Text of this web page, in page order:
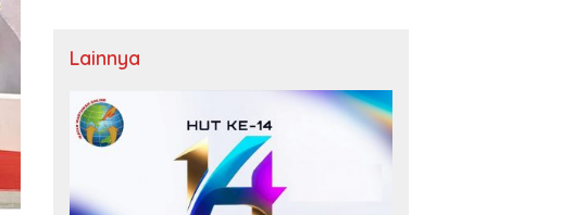
Lainnya